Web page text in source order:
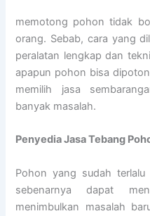
memotong pohon tidak
orang. Sebab, cara yang
peralatan lengkap dan
apapun pohon bisa
memilih jasa
banyak masalah.
PenyediaJasa Tebang
Pohon yang sudah
sebenarnya dapat
menimbulkan masalah